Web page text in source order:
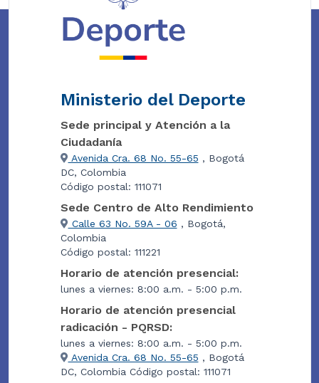
Ministerio del Deporte
Sede principal y Atención a la
Ciudadanía
Avenida Cra. 68 No. 55-65 , Bogotá
DC, Colombia
Código postal: 111071
Sede Centro de Alto Rendimiento
Calle 63 No. 59A - 06 , Bogotá,
Colombia
Código postal: 111221
Horario de atención presencial:
lunes a viernes: 8:00 a.m. - 5:00 p.m.
Horario de atención presencial
radicación - PQRSD:
lunes a viernes: 8:00 a.m. - 5:00 p.m.
Avenida Cra. 68 No. 55-65 , Bogotá
DC, Colombia Código postal: 111071